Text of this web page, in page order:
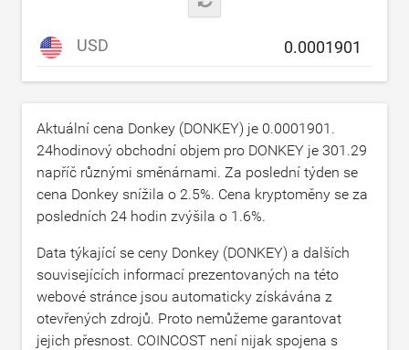
USD
Aktuální cena Donkey (DONKEY) je 0.0001901 .
24hodinový obchodní objem pro DONKEY je 301.29
napříč různými směnárnami. Za poslední týden se
cena Donkey snížila o 2.5%. Cena kryptoměny se za
posledních 24 hodin zvýšila o 1.6%.
Data týkající se ceny Donkey (DONKEY) a dalších
souvisejících informací prezentovaných na této
webové stránce jsou automaticky získávána z
otevřených zdrojů. Proto nemůžeme garantovat
jejich přesnost. COINCOST není nijak spojena s